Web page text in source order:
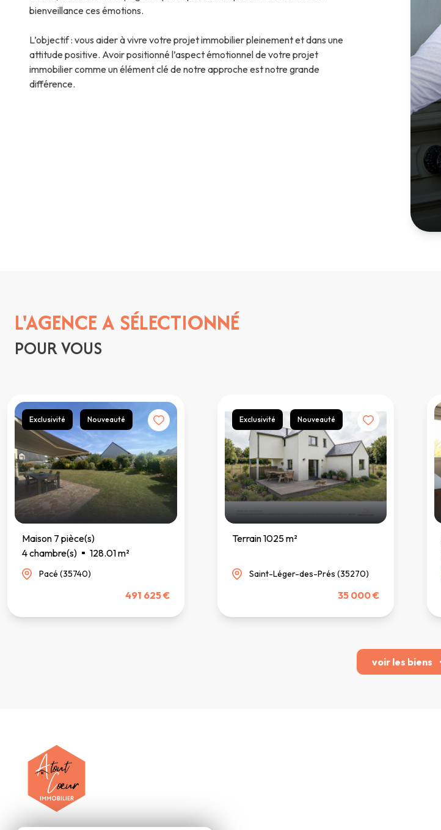
bienveillance ces émotions.
L’objectif : vous aider à vivre votre projet immobilier pleinement et dans une
attitude positive. Avoir positionné l’aspect émotionnel de votre projet
immobilier comme un élément clé de notre approche est notre grande
différence.
L'AGENCE A SÉLECTIONNÉ
POUR VOUS
Exclusivité Nouveauté
Maison 7 pièce(s)
4 chambre(s)
128.01 m²
Pacé (35740)
491 625 €
Exclusivité Nouveauté
Terrain 1025 m²
Saint-Léger-des-Prés (35270)
35 000 €
voir les biens